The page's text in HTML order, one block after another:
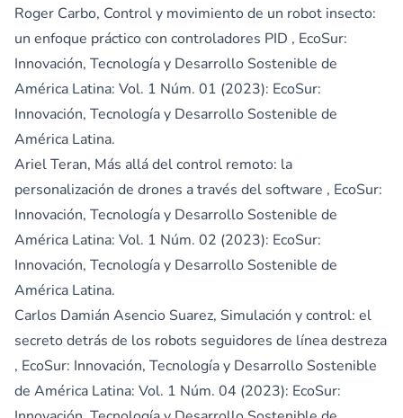
Roger Carbo, Control y movimiento de un robot insecto:
un enfoque práctico con controladores PID , EcoSur:
Innovación, Tecnología y Desarrollo Sostenible de
América Latina: Vol. 1 Núm. 01 (2023): EcoSur:
Innovación, Tecnología y Desarrollo Sostenible de
América Latina.
Ariel Teran, Más allá del control remoto: la
personalización de drones a través del software , EcoSur:
Innovación, Tecnología y Desarrollo Sostenible de
América Latina: Vol. 1 Núm. 02 (2023): EcoSur:
Innovación, Tecnología y Desarrollo Sostenible de
América Latina.
Carlos Damián Asencio Suarez, Simulación y control: el
secreto detrás de los robots seguidores de línea destreza
, EcoSur: Innovación, Tecnología y Desarrollo Sostenible
de América Latina: Vol. 1 Núm. 04 (2023): EcoSur: